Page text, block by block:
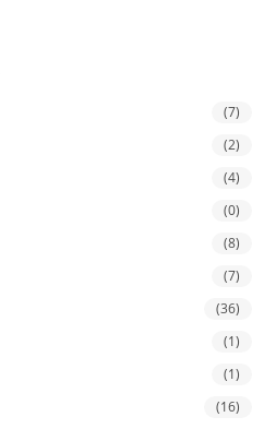
(7)
(2)
(4)
(0)
(8)
(7)
(36)
(1)
(1)
(16)